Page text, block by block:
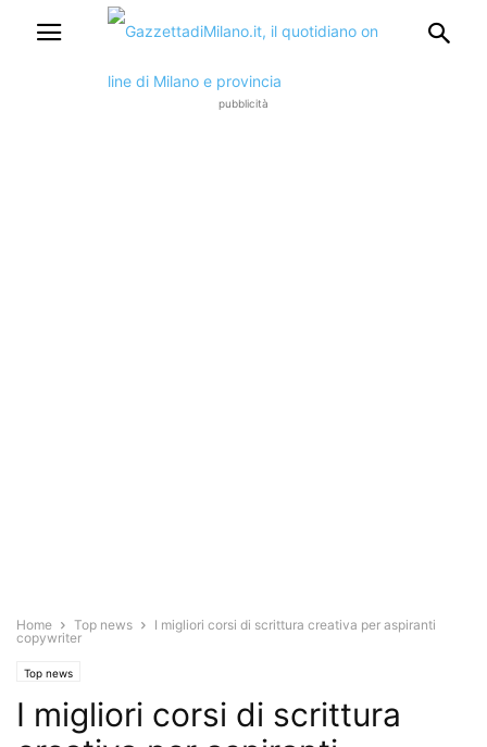
pubblicità
Home Top news
I migliori corsi di scrittura creativa per aspiranti
copywriter
Top news
I migliori corsi di scrittura